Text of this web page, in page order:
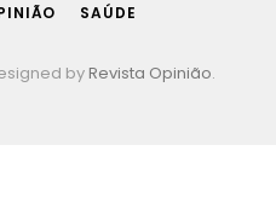
SAÚDE
by Revista Opinião.